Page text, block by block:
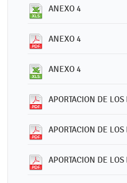
ANEXO 4
ANEXO 4
ANEXO 4
APORTACION DE
APORTACION DE
APORTACION DE